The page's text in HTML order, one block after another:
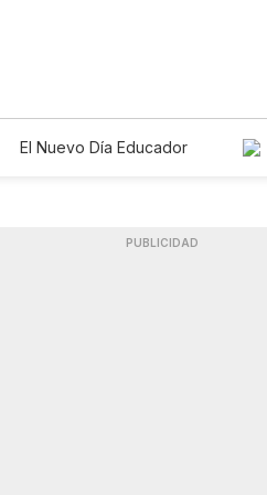
El Nuevo Día Educador
PUBLICIDAD